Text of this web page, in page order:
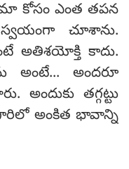
కోసం ఎంత తపన
చూశాను.
అతిశయోక్తి కాదు.
అంటే... అందరూ
అందుకు తగ్గట్టు
అంకిత భావాన్ని